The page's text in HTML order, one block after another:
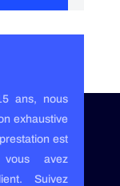
ans, nous
exhaustive
est
vous avez
Suivez